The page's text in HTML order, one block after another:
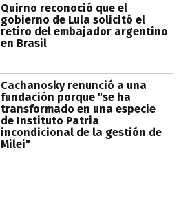
Quirno reconoció que el
gobierno de Lula solicitó el
retiro del embajador argentino
en Brasil
Cachanosky renunció a una
fundación porque "se ha
transformado en una especie
de Instituto Patria
incondicional de la gestión de
Milei"